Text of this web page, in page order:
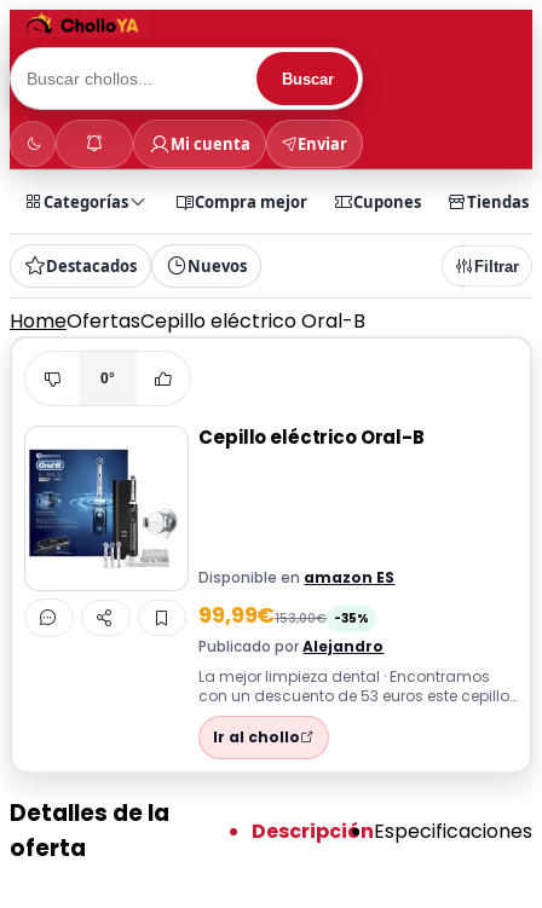
Buscar
Mi cuenta Enviar
Categorías Compra mejor Cupones Tiendas
Destacados Nuevos Filtrar
HomeOfertasCepillo eléctrico Oral-B
0°
Cepillo eléctrico Oral-B
Disponible en amazon ES
99,99€153,00€ -35%
Publicado porAlejandro
La mejor limpieza dental · Encontramos
con un descuento de 53 euros este cepillo
eléctrico Oral-B Genius 9000. Un cep...
Ir al chollo
Detalles de la
oferta
DescripciónEspecificaciones